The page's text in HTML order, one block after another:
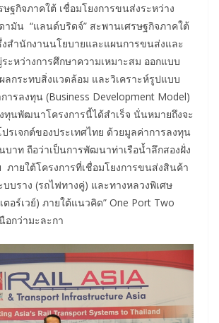
ฐกิจภาคใต้ เชื่อมโยงการขนส่งระหว่าง
ามัน “แลนด์บริดจ์” สะพานเศรษฐกิจภาคใต้
สำนักงานนโยบายและแผนการขนส่งและ
ะหว่างการศึกษาความเหมาะสม ออกแบบ
ลกระทบสิ่งแวดล้อม และวิเคราะห์รูปแบบ
ารลงทุน (Business Development Model)
ทุนพัฒนาโครงการนี้ได้สำเร็จ นั่นหมายถึงจะ
รเจกต์ของประเทศไทย ด้วยมูลค่าการลงทุน
บาท ถือว่าเป็นการพัฒนาท่าเรือน้ำลึกสองฝั่ง
ภายใต้โครงการที่เชื่อมโยงการขนส่งสินค้า
บราง (รถไฟทางคู่) และทางหลวงพิเศษ
ตอร์เวย์) ภายใต้แนวคิด” One Port Two
อกว่ามะละกา